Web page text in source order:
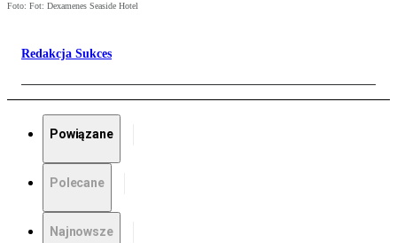
Foto: Fot: Dexamenes Seaside Hotel
Redakcja Sukces
Powiązane
Polecane
Najnowsze